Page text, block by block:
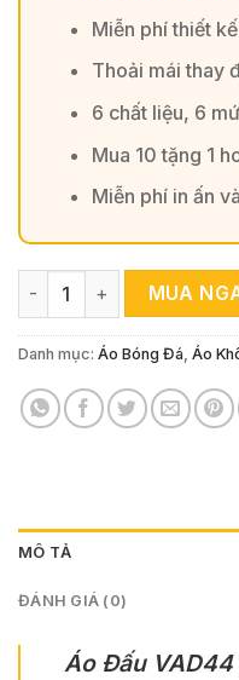
Miễn phí thiết
Thoải mái thay
6 chất liệu, 6
Mua 10 tặng 1
Miễn phí in ấn
Áo Đấu Trắng VAD44 –
MUA
Danh mục: Áo Bóng Đá, Áo
MÔ TẢ
ĐÁNH GIÁ (0)
Áo Đấu